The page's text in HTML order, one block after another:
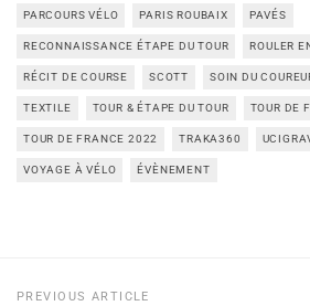
PARCOURS VÉLO PARIS ROUBAIX PAVÉS
RECONNAISSANCE ÉTAPE DU TOUR ROULER
RÉCIT DE COURSE SCOTT SOIN DU
TEXTILE TOUR & ÉTAPE DU TOUR TOUR DE
TOUR DE FRANCE 2022 TRAKA360
VOYAGE À VÉLO ÉVÈNEMENT
PREVIOUS ARTICLE